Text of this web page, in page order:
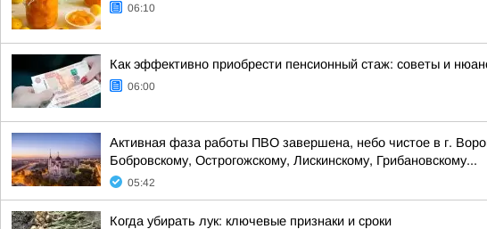
06:10
Как эффективно приобрести пенсионный стаж: советы и
06:00
Активная фаза работы ПВО завершена, небо чистое в г.
Бобровскому, Острогожскому, Лискинскому, Грибановскому...
05:42
Когда убирать лук: ключевые признаки и сроки